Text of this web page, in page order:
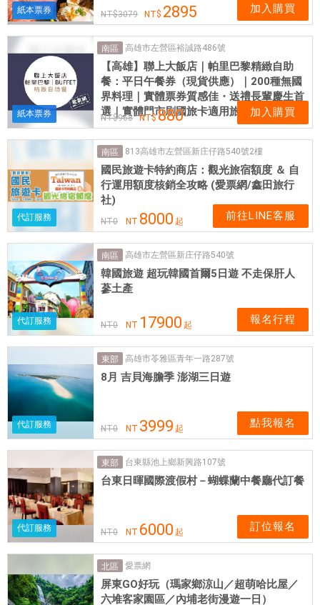
紙本票券 3079 2895 加入購買
紙本票券
南區 高雄市左營區裕誠路486號
【高雄】聯上大飯店｜帕里巴黎精緻自助
餐：平日午餐券（現貨供應）｜200種無國
界料理｜實體票券質感佳・送禮長輩慶生首
選｜實體門市刷國旅卡適用旅宿額度
968 880 加入購買
代訂服務
南區 813高雄市左營區新庄仔路540號2樓
國民旅遊卡特約商店：觀光旅宿額度 ＆ 自
行運用額度核銷全攻略 (愛票網/鑫田旅行
社)
NT0 NT 8000 起 前往LINE客服
代訂服務
南區 高雄市左營區新庄仔路540號
韓國旅遊 超玩韓國首爾5日遊 不走保肝人
蔘土產
NT0 NT 17900 起 報名行程
代訂服務
東部 高雄市苓雅區青年一路287號
8月 吉貝海膽季 澎湖三日遊
NT0 NT 3999 起 點我報名
代訂服務
東部 台東縣池上鄉新興路107號
台東日暉國際渡假村－蝴蝶蘭中餐廳代訂餐
NT0 NT 6000 起 訂位報名
北區 愛票網
屏東GO好玩（瑪家鄉涼山／超萌哈比屋／
六堆客家園區／內埔老街漫遊一日）